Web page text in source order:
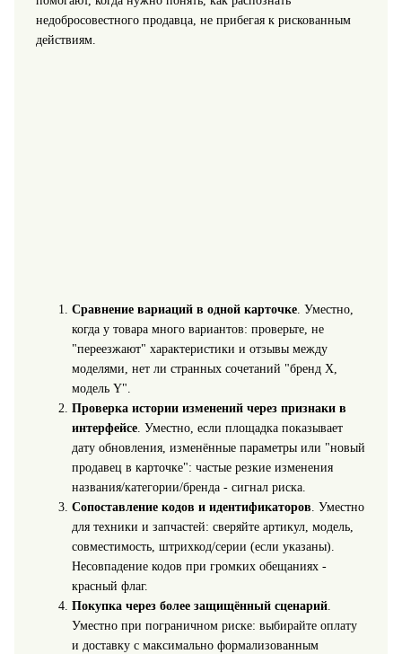
недобросовестного продавца, не прибегая к рискованным
действиям.
Сравнение вариаций в одной карточке. Уместно,
когда у товара много вариантов: проверьте, не
"переезжают" характеристики и отзывы между
моделями, нет ли странных сочетаний "бренд X,
модель Y".
Проверка истории изменений через признаки в
интерфейсе. Уместно, если площадка показывает
дату обновления, изменённые параметры или "новый
продавец в карточке": частые резкие изменения
названия/категории/бренда - сигнал риска.
Сопоставление кодов и идентификаторов. Уместно
для техники и запчастей: сверяйте артикул, модель,
совместимость, штрихкод/серии (если указаны).
Несовпадение кодов при громких обещаниях -
красный флаг.
Покупка через более защищённый сценарий.
Уместно при пограничном риске: выбирайте оплату
и доставку с максимально формализованным